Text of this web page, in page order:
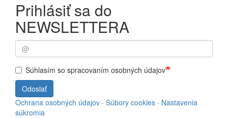
Prihlásiť sa do
NEWSLETTERA
Súhlasím so spracovaním osobných údajov
Odoslať
Ochrana osobných údajov · Súbory cookies · Nastavenia
súkromia